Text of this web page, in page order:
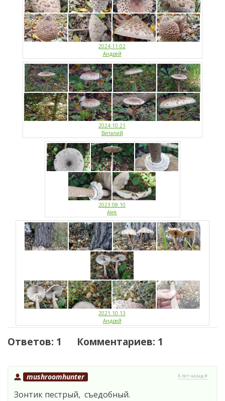
2024.11.02
Андрей
2024.10.21
Виталий
2023.08.10
Alek
2021.10.13
Андрей
Ответов: 1 Комментариев: 1
mushroomhunter 6 лет назад #
Зонтик пестрый, съедобный.